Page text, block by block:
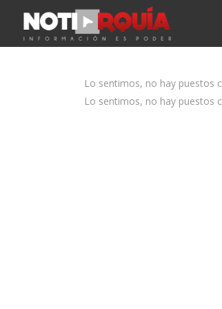
Lo sentimos, no hay puestos
Lo sentimos, no hay puestos